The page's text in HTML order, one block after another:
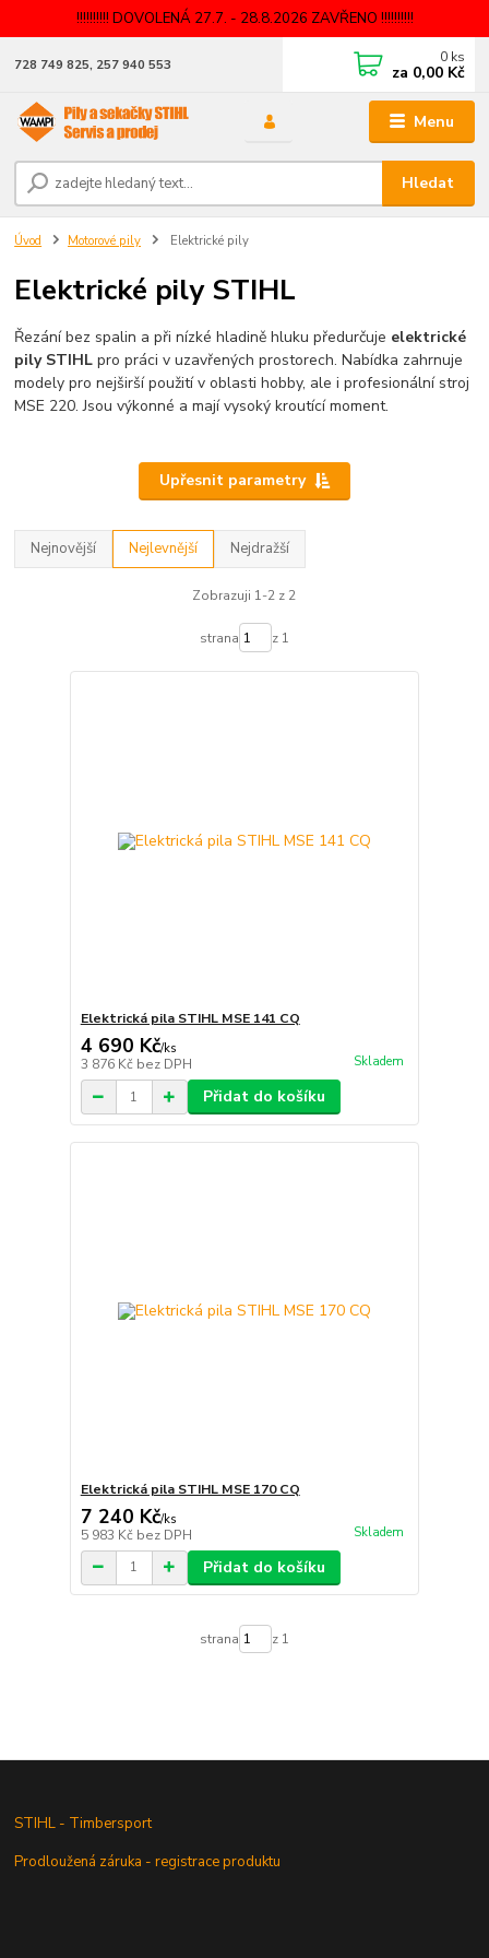
!!!!!!!!!! DOVOLENÁ 27.7. - 28.8.2026 ZAVŘENO !!!!!!!!!!
Menu
Hledat
728 749 825, 257 940 553 0 ks
za 0,00 Kč
Úvod Motorové pily Elektrické pily
Elektrické pily STIHL
Řezání bez spalin a při nízké hladině hluku předurčuje elektrické
pily STIHL pro práci v uzavřených prostorech. Nabídka zahrnuje
modely pro nejširší použití v oblasti hobby, ale i profesionální stroj
MSE 220. Jsou výkonné a mají vysoký kroutící moment.
Upřesnit parametry
Nejnovější Nejlevnější Nejdražší
Zobrazuji 1-2 z 2
strana z 1
Elektrická pila STIHL MSE 141 CQ
4 690 Kč/ks
3 876 Kč bez DPH Skladem
Přidat do košíku
Elektrická pila STIHL MSE 170 CQ
7 240 Kč/ks
5 983 Kč bez DPH Skladem
Přidat do košíku
strana z 1
STIHL - Timbersport
Prodloužená záruka - registrace produktu